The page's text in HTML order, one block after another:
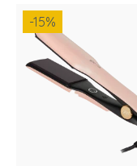
-15%